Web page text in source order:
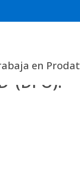
en Prodat
(DPO).